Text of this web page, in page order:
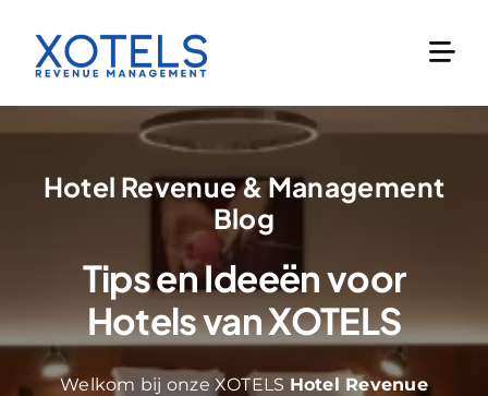
content
Hotel Revenue & Management
Blog
Tips en Ideeën voor
Hotels van XOTELS
Welkom bij onze XOTELS Hotel Revenue